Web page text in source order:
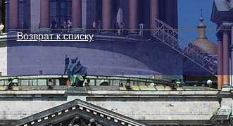
Возврат к списку